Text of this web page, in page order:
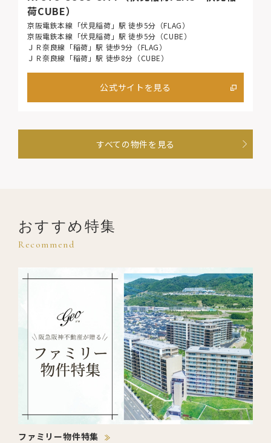
荷CUBE）
京阪電鉄本線「伏見稲荷」駅 徒歩5分（FLAG）
京阪電鉄本線「伏見稲荷」駅 徒歩5分（CUBE）
ＪＲ奈良線「稲荷」駅 徒歩9分（FLAG）
ＪＲ奈良線「稲荷」駅 徒歩8分（CUBE）
公式サイトを見る
すべての物件を見る
おすすめ特集
Recommend
ファミリー物件特集